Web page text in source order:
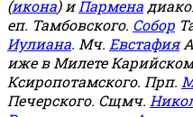
(икона) иПармена
еп. Тамбовского. Собор
Иулиана. Мч. Евстафия
иже в Милете
Ксиропотамского. Прп.
Печерского. Сщмч.